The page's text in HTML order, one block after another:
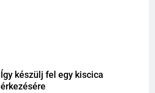
Így készülj fel egy kiscica
érkezésére